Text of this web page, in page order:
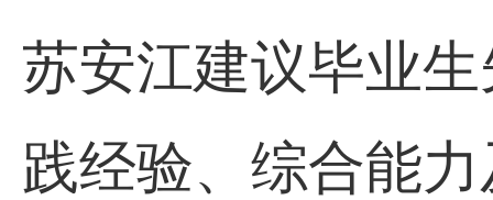
苏安江建议毕业
践经验、综合能